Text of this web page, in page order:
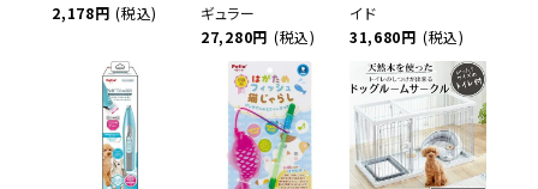
2,178円 (税込)
ギュラー
27,280円 (税込)
イド
31,680円 (税込)